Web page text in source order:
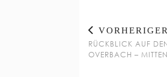
RÜCKBLICK AUF
OVERBACH –